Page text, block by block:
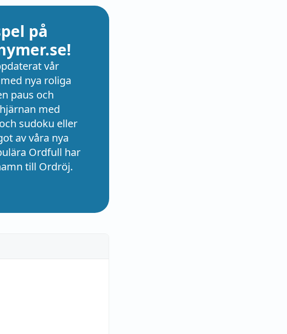
på
vår
nya roliga
paus och
med
sudoku eller
av våra nya
Ordfull har
till Ordröj.